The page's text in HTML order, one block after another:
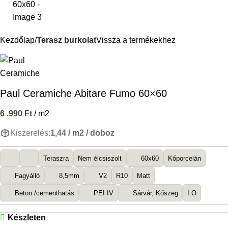
Kezdőlap Terasz burkolatVissza a termékekhez
Paul Ceramiche Abitare Fumo 60×60
6 .990 Ft / m2
Kiszerelés:1,44 / m2 / doboz
Teraszra Nem élcsiszolt 60x60 Kőporcelán
Fagyálló 8,5mm V2 R10 Matt
Beton /cementhatás PEI IV Sárvár, Kőszeg I.O
Készleten